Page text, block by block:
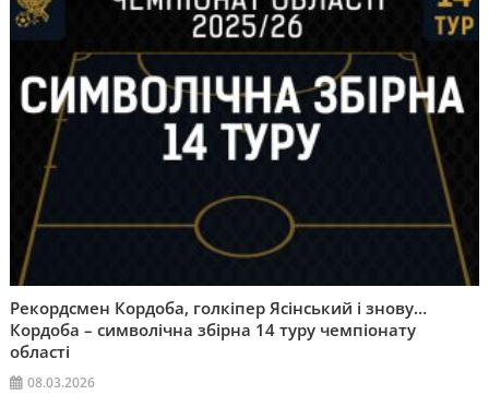
Рекордсмен Кордоба, голкіпер Ясінський і знову…
Кордоба – символічна збірна 14 туру чемпіонату
області
08.03.2026